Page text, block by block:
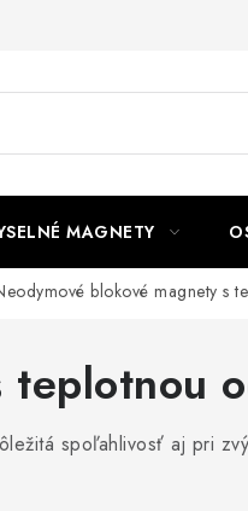
MAGNETY
blokové magnety s
spoľahlivosť aj pri